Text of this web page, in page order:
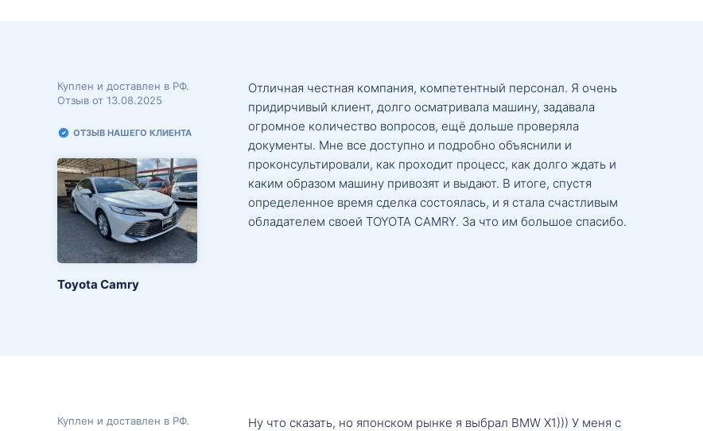
Куплен и доставлен в РФ.
Отзыв от 13.08.2025
ОТЗЫВ НАШЕГО КЛИЕНТА
Toyota Camry
Отличная честная компания, компетентный персонал. Я очень
придирчивый клиент, долго осматривала машину, задавала
огромное количество вопросов, ещё дольше проверяла
документы. Мне все доступно и подробно объяснили и
проконсультировали, как проходит процесс, как долго ждать и
каким образом машину привозят и выдают. В итоге, спустя
определенное время сделка состоялась, и я стала счастливым
обладателем своей TOYOTA CAMRY. За что им большое спасибо.
Куплен и доставлен в РФ.
Ну что сказать, но японском рынке я выбрал BMW X1))) У меня с